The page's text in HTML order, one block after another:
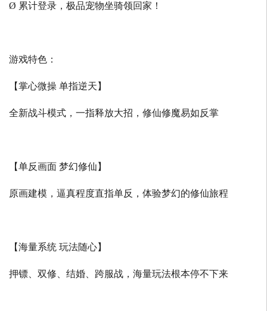
Ø 累计登录，极品宠物坐骑领回家！
游戏特色：
【掌心微操 单指逆天】
全新战斗模式，一指释放大招，修仙修魔易如反掌
【单反画面 梦幻修仙】
原画建模，逼真程度直指单反，体验梦幻的修仙旅程
【海量系统 玩法随心】
押镖、双修、结婚、跨服战，海量玩法根本停不下来